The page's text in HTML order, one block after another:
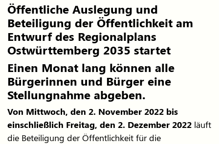
Öffentliche Auslegung und
Beteiligung der Öffentlichkeit am
Entwurf des Regionalplans
Ostwürttemberg 2035 startet
Einen Monat lang können alle
Bürgerinnen und Bürger eine
Stellungnahme abgeben.
Von Mittwoch, den 2. November 2022 bis
einschließlich Freitag, den 2. Dezember 2022 läuft
die Beteiligung der Öffentlichkeit für die